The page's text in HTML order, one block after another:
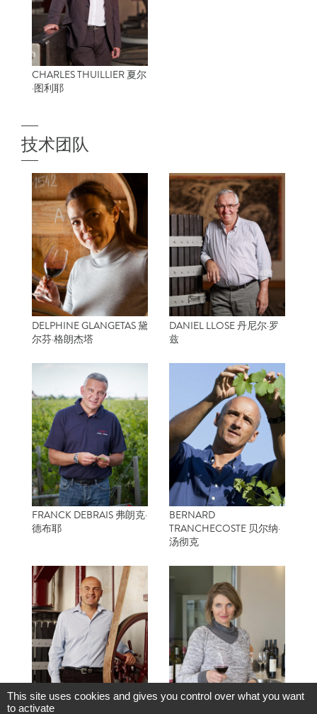
CHARLES THUILLIER 夏尔
·图利耶
技术团队
DELPHINE GLANGETAS 黛
尔芬·格朗杰塔
DANIEL LLOSE 丹尼尔·罗
兹
FRANCK DEBRAIS 弗朗克·
德布耶
BERNARD
TRANCHECOSTE 贝尔纳·
汤彻克
This site uses cookies and gives you control over what you want
to activate